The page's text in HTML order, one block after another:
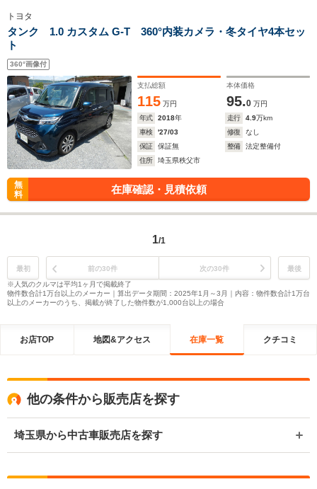
トヨタ
タンク 1.0 カスタム G-T 360°内装カメラ・冬タイヤ4本セッ
ト
360°画像付
支払総額
115 万円
本体価格
95.0 万円
年式
2018年 走行 4.9万km
車検
'27/03 修復
なし
保証
保証無 整備
法定整備付
住所
埼玉県秩父市
無
料
在庫確認・見積依頼
1/1
最初 前の30件 次の30件
最後
※人気のクルマは平均1ヶ月で掲載終了
物件数合計1万台以上のメーカー｜算出データ期間：2025年1月～3月｜内容：物件数合計1万台
以上のメーカーのうち、掲載が終了した物件数が1,000台以上の場合
お店TOP 地図&アクセス 在庫一覧 クチコミ
他の条件から販売店を探す
埼玉県から中古車販売店を探す